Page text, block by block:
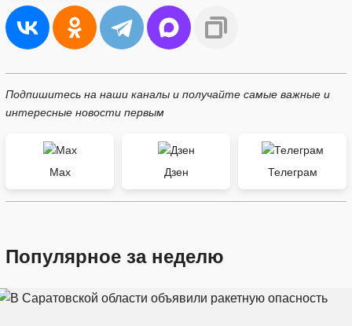
Подпишитесь на наши каналы и получайте самые важные и
интересные новости первым
Max Дзен Телеграм
Популярное за неделю